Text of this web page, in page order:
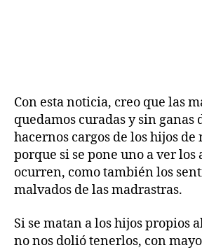
Con esta noticia, creo que las
quedamos curadas y sin ganas
hacernos cargos de los hijos de
porque si se pone uno a ver los
ocurren, como también los
malvados de las madrastras.
Si se matan a los hijos propios
no nos dolió tenerlos, con